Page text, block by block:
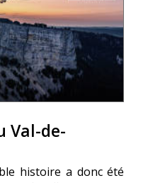
Val-de-
histoire a donc été